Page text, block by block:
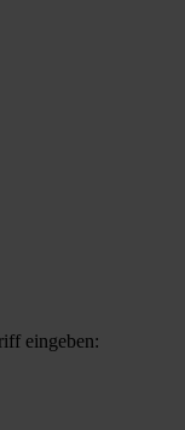
eingeben: